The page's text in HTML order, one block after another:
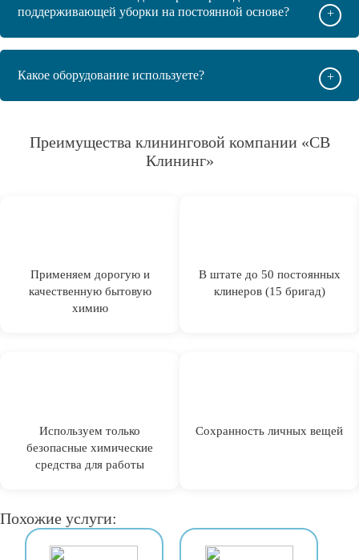
поддерживающей уборки на постоянной основе?
+
Какое оборудование используете? +
Преимущества клининговой компании «СВ
Клининг»
Применяем дорогую и
качественную бытовую
химию
В штате до 50 постоянных
клинеров (15 бригад)
Используем только
безопасные химические
средства для работы
Сохранность личных вещей
Похожие услуги: